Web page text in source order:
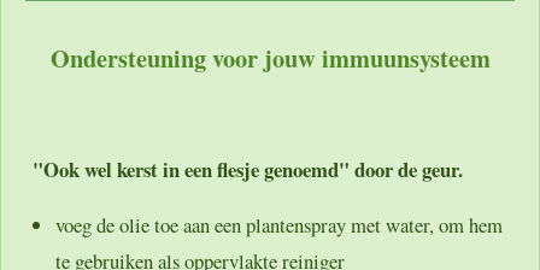
Ondersteuning voor jouw immuunsysteem
"Ook wel kerst in een flesje genoemd" door de geur.
voeg de olie toe aan een plantenspray met water, om hem
te gebruiken als oppervlakte reiniger